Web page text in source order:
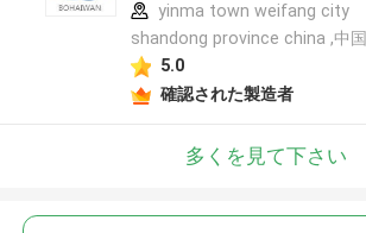
yinma town weifang city
shandong province china ,中国
5.0
確認された製造者
多くを見て下さい